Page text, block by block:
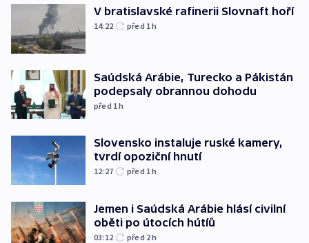
V bratislavské rafinerii Slovnaft hoří
14:22 před 1h
Saúdská Arábie, Turecko a Pákistán
podepsaly obrannou dohodu
před 1h
Slovensko instaluje ruské kamery,
tvrdí opoziční hnutí
12:27 před 1h
Jemen i Saúdská Arábie hlásí civilní
oběti po útocích hútíů
03:12 před 2h